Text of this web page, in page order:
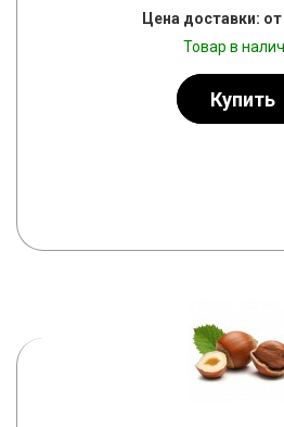
Цена доставки: от
Товар в
Купить